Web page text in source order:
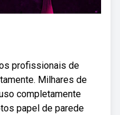
profissionais de
Milhares de
completamente
papel de parede